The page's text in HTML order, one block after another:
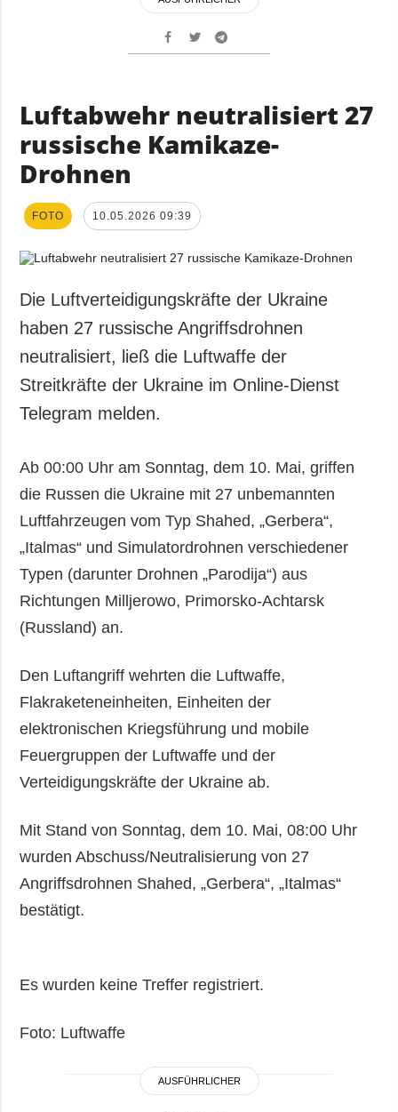
Luftabwehr neutralisiert 27
russische Kamikaze-
Drohnen
FOTO 10.05.2026 09:39
Die Luftverteidigungskräfte der Ukraine
haben 27 russische Angriffsdrohnen
neutralisiert, ließ die Luftwaffe der
Streitkräfte der Ukraine im Online-Dienst
Telegram melden.
Ab 00:00 Uhr am Sonntag, dem 10. Mai, griffen
die Russen die Ukraine mit 27 unbemannten
Luftfahrzeugen vom Typ Shahed, „Gerbera“,
„Italmas“ und Simulatordrohnen verschiedener
Typen (darunter Drohnen „Parodija“) aus
Richtungen Milljerowo, Primorsko-Achtarsk
(Russland) an.
Den Luftangriff wehrten die Luftwaffe,
Flakraketeneinheiten, Einheiten der
elektronischen Kriegsführung und mobile
Feuergruppen der Luftwaffe und der
Verteidigungskräfte der Ukraine ab.
Mit Stand von Sonntag, dem 10. Mai, 08:00 Uhr
wurden Abschuss/Neutralisierung von 27
Angriffsdrohnen Shahed, „Gerbera“, „Italmas“
bestätigt.
Es wurden keine Treffer registriert.
Foto: Luftwaffe
AUSFÜHRLICHER